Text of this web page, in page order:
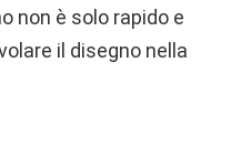
non è solo rapido e
il disegno nella